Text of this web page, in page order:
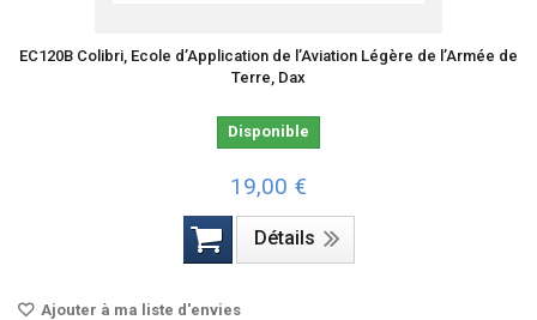
EC120B Colibri, Ecole d’Application de l’Aviation Légère de l’Armée de
Terre, Dax
Disponible
19,00 €
Détails
Ajouter à ma liste d'envies